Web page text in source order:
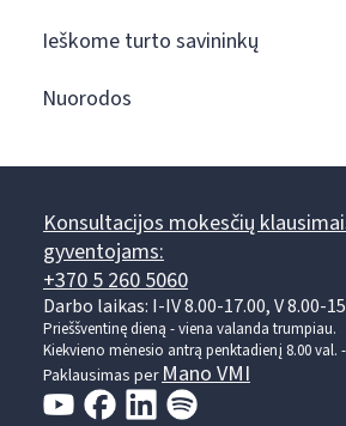
Ieškome turto savininkų
Nuorodos
Konsultacijos mokesčių
gyventojams:
+370 5 260 5060
Darbo laikas: I-IV 8.00-17.00, V 8.00-
Prieššventinę dieną - viena valanda trumpiau.
Kiekvieno mėnesio antrą penktadienį 8.00 val.
Paklausimas per Mano VMI